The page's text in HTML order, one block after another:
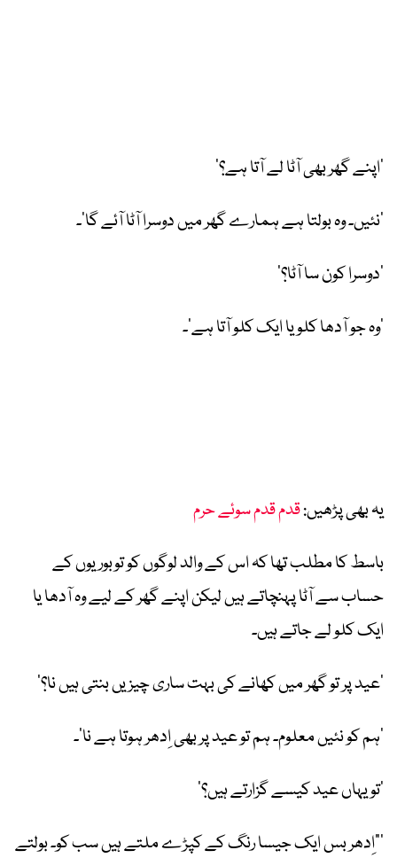
’اپنے گھر بھی آٹا لے آتا ہے؟‘
’نئیں۔ وہ بولتا ہے ہمارے گھر میں دوسرا آٹا آئے گا‘۔
’دوسرا کون سا آٹا؟‘
’وہ جو آدھا کلو یا ایک کلو آتا ہے‘۔
یہ بھی پڑھیں:قدم قدم سوئے حرم
باسط کا مطلب تھا کہ اس کے والد لوگوں کو توبوریوں کے
حساب سے آٹا پہنچاتے ہیں لیکن اپنے گھر کے لیے وہ آدھا یا
ایک کلو لے جاتے ہیں۔
’عید پر تو گھر میں کھانے کی بہت ساری چیزیں بنتی ہیں نا؟‘
’ہم کو نئیں معلوم۔ ہم تو عید پر بھی اِدھر ہوتا ہے نا‘۔
’تو یہاں عید کیسے گزارتے ہیں؟‘
’”اِدھر بس ایک جیسا رنگ کے کپڑے ملتے ہیں سب کو۔ بولتے